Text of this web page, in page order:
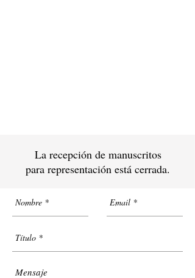
La recepción de manuscritos
para representación está cerrada.